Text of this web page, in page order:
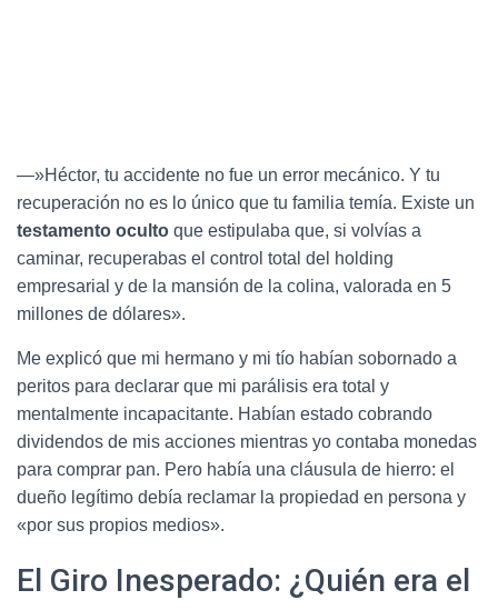
—»Héctor, tu accidente no fue un error mecánico. Y tu
recuperación no es lo único que tu familia temía. Existe un
testamento oculto que estipulaba que, si volvías a
caminar, recuperabas el control total del holding
empresarial y de la mansión de la colina, valorada en 5
millones de dólares».
Me explicó que mi hermano y mi tío habían sobornado a
peritos para declarar que mi parálisis era total y
mentalmente incapacitante. Habían estado cobrando
dividendos de mis acciones mientras yo contaba monedas
para comprar pan. Pero había una cláusula de hierro: el
dueño legítimo debía reclamar la propiedad en persona y
«por sus propios medios».
El Giro Inesperado: ¿Quién era el